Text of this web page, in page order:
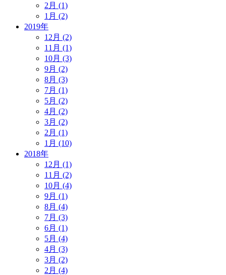
2月 (1)
1月 (2)
2019年
12月 (2)
11月 (1)
10月 (3)
9月 (2)
8月 (3)
7月 (1)
5月 (2)
4月 (2)
3月 (2)
2月 (1)
1月 (10)
2018年
12月 (1)
11月 (2)
10月 (4)
9月 (1)
8月 (4)
7月 (3)
6月 (1)
5月 (4)
4月 (3)
3月 (2)
2月 (4)